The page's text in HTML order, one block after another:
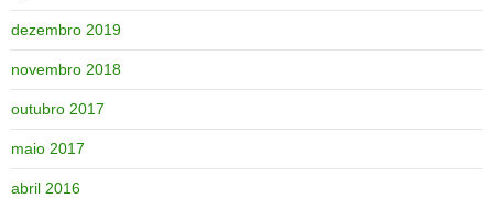
dezembro 2019
novembro 2018
outubro 2017
maio 2017
abril 2016